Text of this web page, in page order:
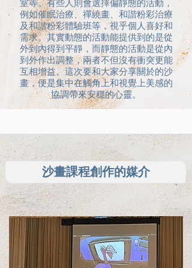
室等。有些人則會選擇偏靜態的活動，
例如催眠治療、禪繞畫、和諧粉彩治療
及和諧粉彩體驗班等，視乎個人喜好和
需求。其實動態的活動能提供到的是從
外到內得到平靜，而靜態的活動是從內
到外作出調整，兩者不但沒有衝突更能
互相增益。這次要和大家分享關於的沙
畫，便是集中在觸角上和視覺上美感的
協調帶來安穩的心靈。
沙畫課程創作的媒介